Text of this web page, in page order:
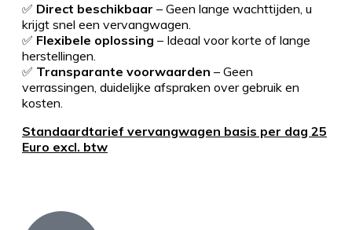
✅ Direct beschikbaar – Geen lange wachttijden, u
krijgt snel een vervangwagen.
✅ Flexibele oplossing – Ideaal voor korte of lange
herstellingen.
✅ Transparante voorwaarden – Geen
verrassingen, duidelijke afspraken over gebruik en
kosten.
Standaardtarief vervangwagen basis per dag 25
Euro excl. btw